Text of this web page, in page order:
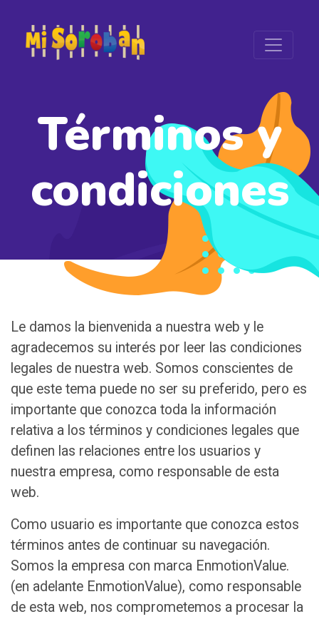
Términos y
condiciones
Le damos la bienvenida a nuestra web y le
agradecemos su interés por leer las condiciones
legales de nuestra web. Somos conscientes de
que este tema puede no ser su preferido, pero es
importante que conozca toda la información
relativa a los términos y condiciones legales que
definen las relaciones entre los usuarios y
nuestra empresa, como responsable de esta
web.
Como usuario es importante que conozca estos
términos antes de continuar su navegación.
Somos la empresa con marca EnmotionValue.
(en adelante EnmotionValue), como responsable
de esta web, nos comprometemos a procesar la